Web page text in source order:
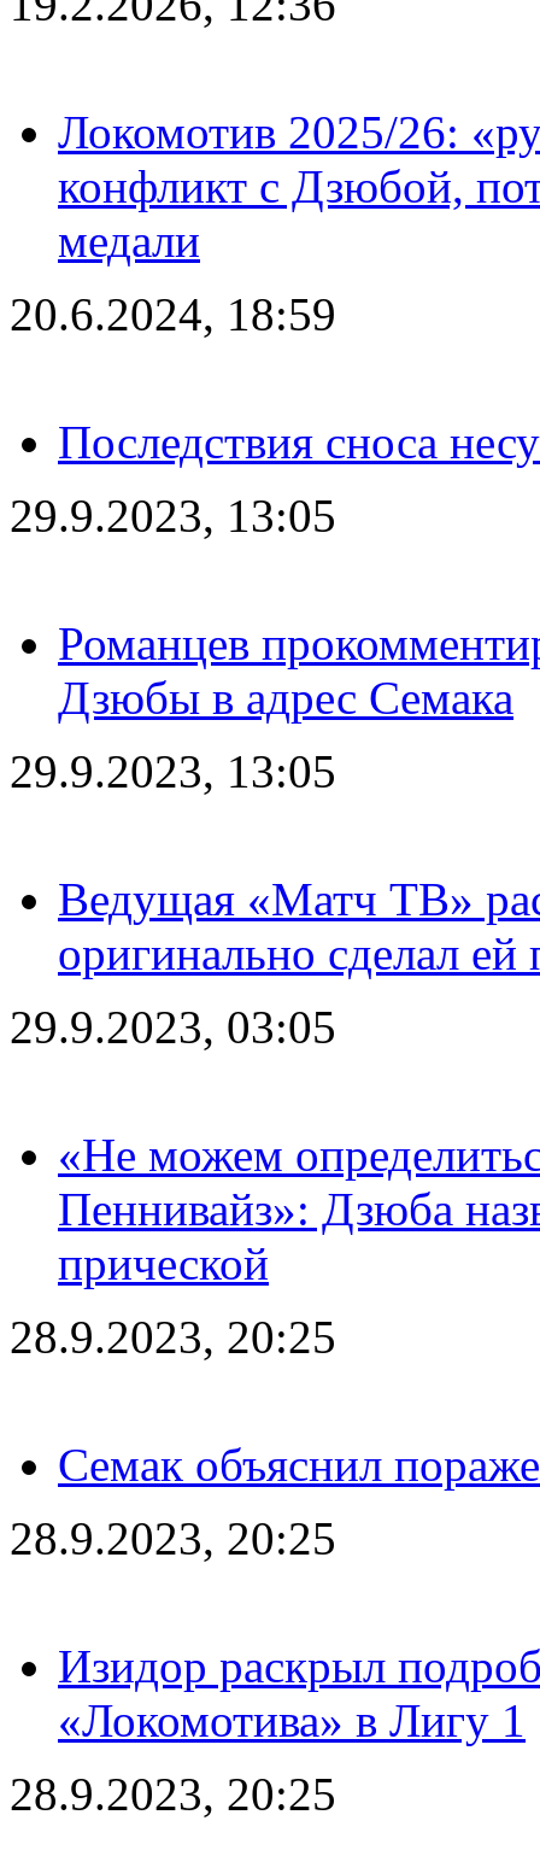
Локомотив 2025/26:
конфликт с Дзюбой,
медали
20.6.2024, 18:59
Последствия сноса
29.9.2023, 13:05
Романцев
Дзюбы в адрес Семака
29.9.2023, 13:05
Ведущая «Матч ТВ»
оригинально сделал ей
29.9.2023, 03:05
«Не можем
Пеннивайз»: Дзюба
прической
28.9.2023, 20:25
Семак объяснил
28.9.2023, 20:25
Изидор раскрыл
«Локомотива» в Лигу 1
28.9.2023, 20:25